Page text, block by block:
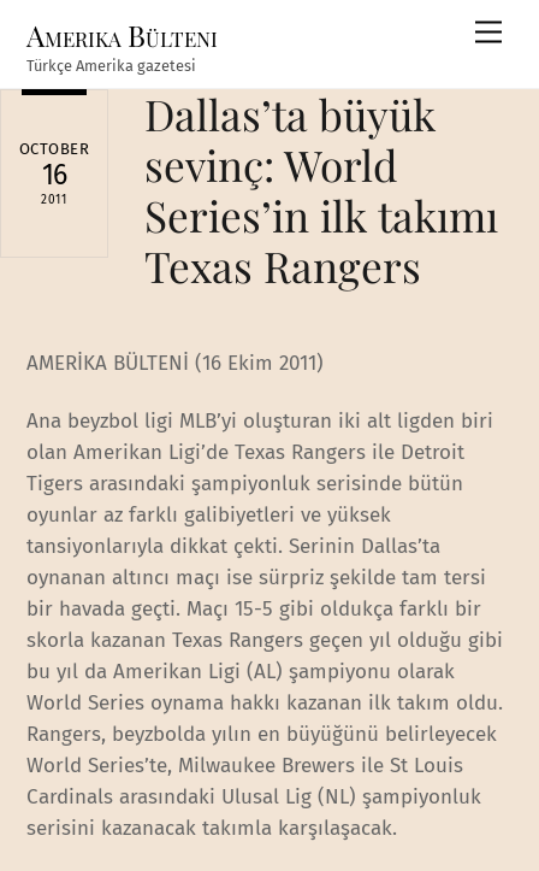
content
Amerika Bülteni
Türkçe Amerika gazetesi
OCTOBER
16
2011
Dallas’ta büyük
sevinç: World
Series’in ilk takımı
Texas Rangers
AMERİKA BÜLTENİ (16 Ekim 2011)
Ana beyzbol ligi MLB’yi oluşturan iki alt ligden biri
olan Amerikan Ligi’de Texas Rangers ile Detroit
Tigers arasındaki şampiyonluk serisinde bütün
oyunlar az farklı galibiyetleri ve yüksek
tansiyonlarıyla dikkat çekti. Serinin Dallas’ta
oynanan altıncı maçı ise sürpriz şekilde tam tersi
bir havada geçti. Maçı 15-5 gibi oldukça farklı bir
skorla kazanan Texas Rangers geçen yıl olduğu gibi
bu yıl da Amerikan Ligi (AL) şampiyonu olarak
World Series oynama hakkı kazanan ilk takım oldu.
Rangers, beyzbolda yılın en büyüğünü belirleyecek
World Series’te, Milwaukee Brewers ile St Louis
Cardinals arasındaki Ulusal Lig (NL) şampiyonluk
serisini kazanacak takımla karşılaşacak.